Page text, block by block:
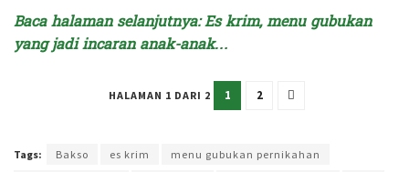
Baca halaman selanjutnya: Es krim, menu gubukan
yang jadi incaran anak-anak…
HALAMAN 1 DARI 2 1 2
Tags: Bakso es krim
menu gubukan pernikahan